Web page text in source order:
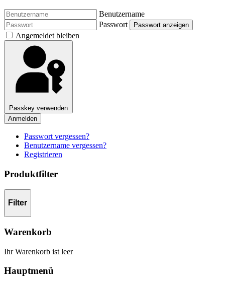
Benutzername
Passwort
Passwort anzeigen
Angemeldet bleiben
Passkey verwenden
Anmelden
Passwort vergessen?
Benutzername vergessen?
Registrieren
Produktfilter
Filter
Warenkorb
Ihr Warenkorb ist leer
Hauptmenü